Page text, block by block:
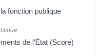
fonction publique
de l'État (Score)